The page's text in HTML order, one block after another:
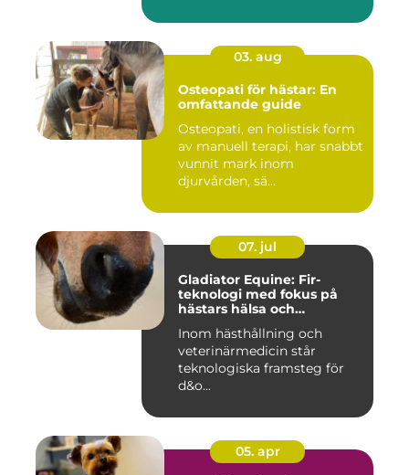
03. aug
Osteopati för hästar: En
omfattande guide
Osteopati, en holistisk form
av manuell terapi, har snabbt
vunnit mark inom
djurvården, sä...
07. jul
Gladiator Equine: Fir-
teknologi med fokus på
hästars hälsa och
Inom hästhållning och
veterinärmedicin står
teknologiska framsteg för
d&o...
05. apr